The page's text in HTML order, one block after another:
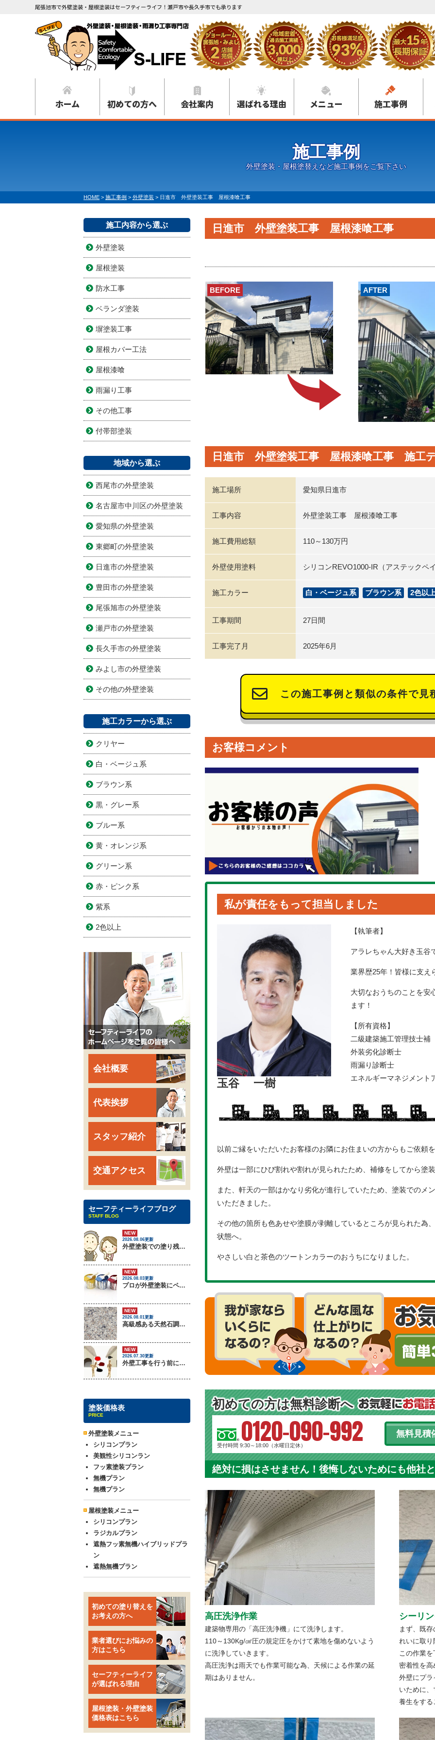
尾張旭市で外壁塗装・屋根塗装はセーフティーライフ！瀬戸市や長久手市でも承ります
ホーム 初めての方へ 会社案内 選ばれる理由 メニュー 施工事例
施工事例
外壁塗装・屋根塗替えなど施工事例をご覧下さい
HOME > 施工事例 > 外壁塗装 > 日進市 外壁塗装工事 屋根漆喰工事
日進市 外壁塗装工事 屋根漆喰工事
AFTER
BEFORE
日進市 外壁塗装工事 屋根漆喰工事 施工
施工場所 愛知県日進市
工事内容 外壁塗装工事 屋根漆喰工事
施工費用総額 110～130万円
外壁使用塗料 シリコンREVO1000-IR（アステックペイ
施工カラー 白・ベージュ系 ブラウン系 2色以上
工事期間 27日間
工事完了月 2025年6月
この施工事例と類似の条件で見
お客様コメント
私が責任をもって担当しました
玉谷 一樹
【執筆者】
アラレちゃん大好き玉谷
業界歴25年！皆様に支え
大切なおうちのことを安
ます！
【所有資格】
二級建築施工管理技士補
外装劣化診断士
雨漏り診断士
エネルギーマネジメント
以前ご縁をいただいたお客様のお隣にお住まいの方からもご依頼
外壁は一部にひび割れや割れが見られたため、補修をしてから塗装
また、軒天の一部はかなり劣化が進行していたため、塗装でのメ
いただきました。
その他の箇所も色あせや塗膜が剥離しているところが見られた為
状態へ。
やさしい白と茶色のツートンカラーのおうちになりました。
初めての方は無料診断へ
0120-090-992
受付時間 9:30～18:00（水曜日定休）
無料見積
絶対に損はさせません！後悔しないためにも他社
高圧洗浄作業
建築物専用の「高圧洗浄機」にて洗浄します。
110～130Kg/㎠圧の規定圧をかけて素地を傷めないよう
に洗浄していきます。
高圧洗浄は雨天でも作業可能な為、天候による作業の延
期はありません。
シーリ
まず、既
れいに取り
この作業
密着性を高
外壁にプラ
いために、
養生をする
施工内容から選ぶ
外壁塗装
屋根塗装
防水工事
ベランダ塗装
塀塗装工事
屋根カバー工法
屋根漆喰
雨漏り工事
その他工事
付帯部塗装
地域から選ぶ
西尾市の外壁塗装
名古屋市中川区の外壁塗装
愛知県の外壁塗装
東郷町の外壁塗装
日進市の外壁塗装
豊田市の外壁塗装
尾張旭市の外壁塗装
瀬戸市の外壁塗装
長久手市の外壁塗装
みよし市の外壁塗装
その他の外壁塗装
施工カラーから選ぶ
クリヤー
白・ベージュ系
ブラウン系
黒・グレー系
ブルー系
黄・オレンジ系
グリーン系
赤・ピンク系
紫系
2色以上
会社概要
代表挨拶
スタッフ紹介
交通アクセス
セーフティーライフブログ
STAFF BLOG
NEW
2026.08.06更新
外壁塗装での塗り残しトラブルについて
NEW
2026.08.03更新
プロが外壁塗装にペンキをしない理由
NEW
2026.08.01更新
高級感ある天然石調外壁について
NEW
2026.07.30更新
外壁工事を行う前に把握しておくべき3つのトラブル
塗装価格表
PRICE
外壁塗装メニュー
シリコンプラン
美観性シリコンラン
フッ素塗装プラン
無機プラン
無機プラン
屋根塗装メニュー
シリコンプラン
ラジカルプラン
遮熱フッ素無機ハイブリッドプラ
ン
遮熱無機プラン
初めての塗り替えを
お考えの方へ
業者選びにお悩みの
方はこちら
セーフティーライフ
が選ばれる理由
屋根塗装・外壁塗装
価格表はこちら